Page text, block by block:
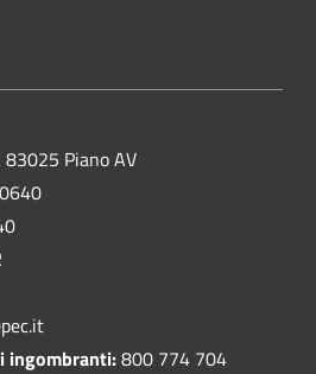
Piano AV
ingombranti:800 774 704